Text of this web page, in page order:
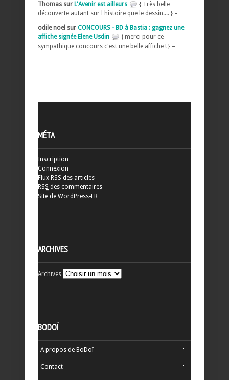
Thomas sur L'Avenir est ailleurs
{ Très belle
découverte autant sur l histoire que le dessin.... } –
odile noel sur CONCOURS - BD à Bastia : gagnez une
affiche signée Elene Usdin
{ merci pour ce
sympathique concours c'est une belle affiche ! } –
MÉTA
Inscription
Connexion
Flux RSS des articles
RSS des commentaires
Site de WordPress-FR
ARCHIVES
Archives
BODOÏ
A propos de BoDoï
Contact